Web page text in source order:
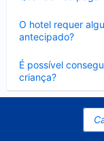
O hotel requer
antecipado?
É possível
criança?
Contraído